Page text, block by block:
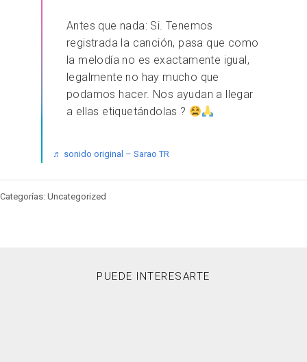
Antes que nada: Si. Tenemos
registrada la canción, pasa que como
la melodía no es exactamente igual,
legalmente no hay mucho que
podamos hacer. Nos ayudan a llegar
a ellas etiquetándolas ?
♬ sonido original – Sarao TR
Categorías: Uncategorized
PUEDE INTERESARTE